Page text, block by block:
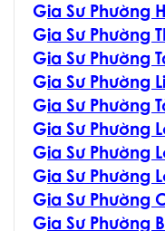
Gia Sư Phường
Gia Sư Phường
Gia Sư Phường
Gia Sư Phường
Gia Sư Phường
Gia Sư Phường
Gia Sư Phường
Gia Sư Phường
Gia Sư Phường
Gia Sư Phường